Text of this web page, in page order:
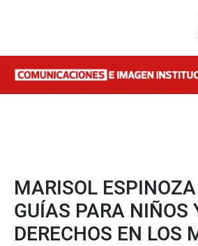
MARISOL
GUÍAS PARA NIÑOS
DERECHOS EN LOS